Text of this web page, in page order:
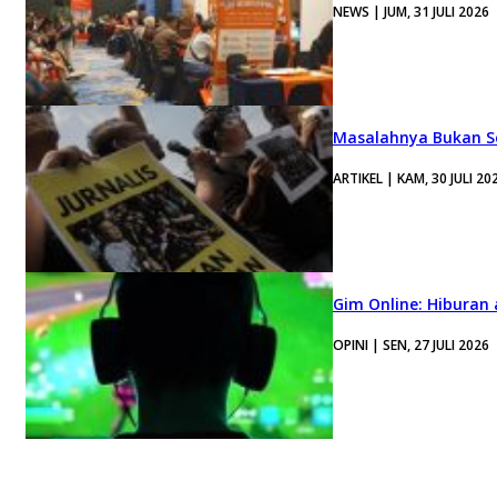
NEWS | JUM, 31 JULI 2026
Masalahnya Bukan
ARTIKEL | KAM, 30 JULI
Gim Online:
OPINI | SEN, 27 JULI 2026